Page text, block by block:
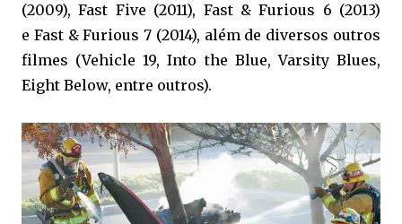
(2009), Fast Five (2011), Fast & Furious 6 (2013)
e Fast & Furious 7 (2014), além de diversos outros
filmes (Vehicle 19, Into the Blue, Varsity Blues,
Eight Below, entre outros).